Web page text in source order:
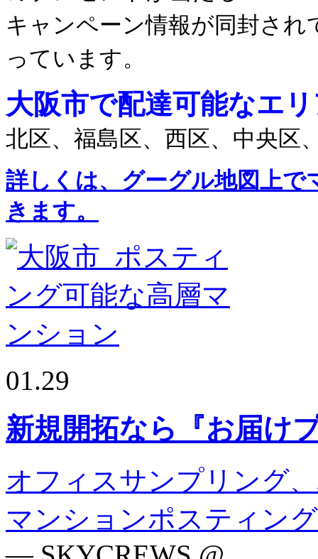
キャンペーン情報が同封さ
っています。
大阪市で配達可能なエ
北区、福島区、西区、中央区
詳しくは、グーグル地図上
きます。
01.29
新規開拓なら『お届け
オフィスサンプリング
マンションポスティン